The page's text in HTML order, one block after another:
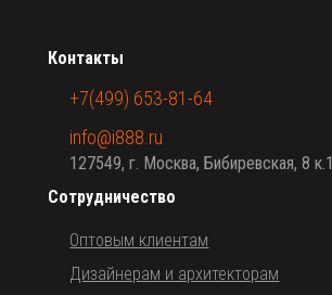
Сотрудничество
Оптовым клиентам
Дизайнерам и архитекторам
Контакты
+7(499) 653-81-64
info@i888.ru
127549, г. Москва, Бибиревская, 8 к.1